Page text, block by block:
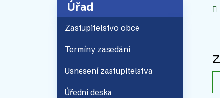
Úřad
Zastupitelstvo obce
Termíny zasedání
Usnesení zastupitelstva
Úřední deska